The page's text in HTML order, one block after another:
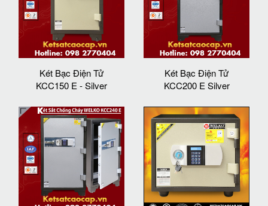
Két Bạc Điện Tử
KCC150 E - Silver
Két Bạc Điện Tử
KCC200 E Silver